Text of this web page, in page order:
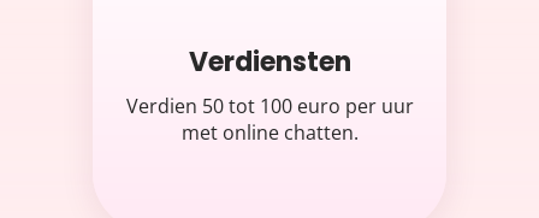
Verdiensten
Verdien 50 tot 100 euro per uur
met online chatten.